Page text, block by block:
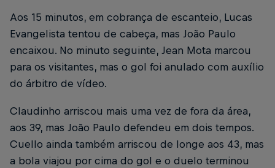
Aos 15 minutos, em cobrança de escanteio, Lucas
Evangelista tentou de cabeça, mas João Paulo
encaixou. No minuto seguinte, Jean Mota marcou
para os visitantes, mas o gol foi anulado com auxílio
do árbitro de vídeo.
Claudinho arriscou mais uma vez de fora da área,
aos 39, mas João Paulo defendeu em dois tempos.
Cuello ainda também arriscou de longe aos 43, mas
a bola viajou por cima do gol e o duelo terminou